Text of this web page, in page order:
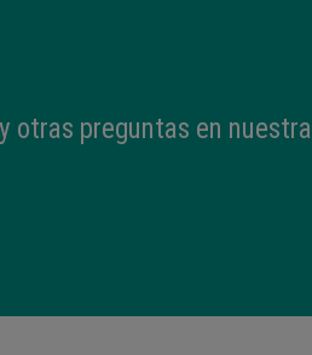
otras preguntas en nuestra